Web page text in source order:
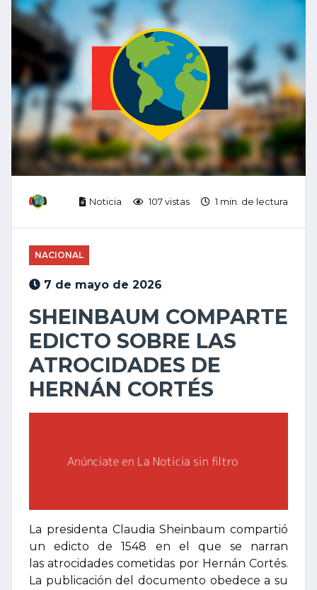
Noticia 107 vistas 1 min. de lectura
NACIONAL
7 de mayo de 2026
SHEINBAUM COMPARTE
EDICTO SOBRE LAS
ATROCIDADES DE
HERNÁN CORTÉS
La presidenta Claudia Sheinbaum compartió
un edicto de 1548 en el que se narran
las atrocidades cometidas por Hernán Cortés.
La publicación del documento obedece a su